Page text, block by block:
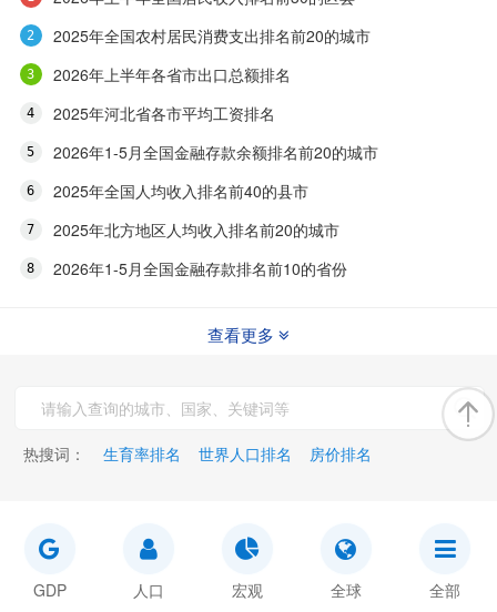
2025年全国农村居民消费支出排名前20的城市
2026年上半年各省市出口总额排名
2025年河北省各市平均工资排名
2026年1-5月全国金融存款余额排名前20的城市
2025年全国人均收入排名前40的县市
2025年北方地区人均收入排名前20的城市
2026年1-5月全国金融存款排名前10的省份
查看更多
热搜词： 生育率排名 世界人口排名 房价排名
GDP 人口 宏观 全球 全部